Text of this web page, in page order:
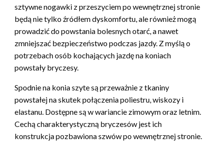
sztywne nogawki z przeszyciem po wewnętrznej stronie
będą nie tylko źródłem dyskomfortu, ale również mogą
prowadzić do powstania bolesnych otarć, a nawet
zmniejszać bezpieczeństwo podczas jazdy. Z myślą o
potrzebach osób kochających jazdę na koniach
powstały bryczesy.
Spodnie na konia szyte są przeważnie z tkaniny
powstałej na skutek połączenia poliestru, wiskozy i
elastanu. Dostępne są w wariancie zimowym oraz letnim.
Cechą charakterystyczną bryczesów jest ich
konstrukcja pozbawiona szwów po wewnętrznej stronie.